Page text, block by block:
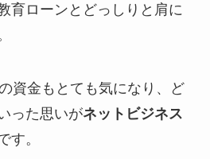
育ローンとどっしりと肩に
資金もとても気になり、ど
った思いがネットビジネス
す。